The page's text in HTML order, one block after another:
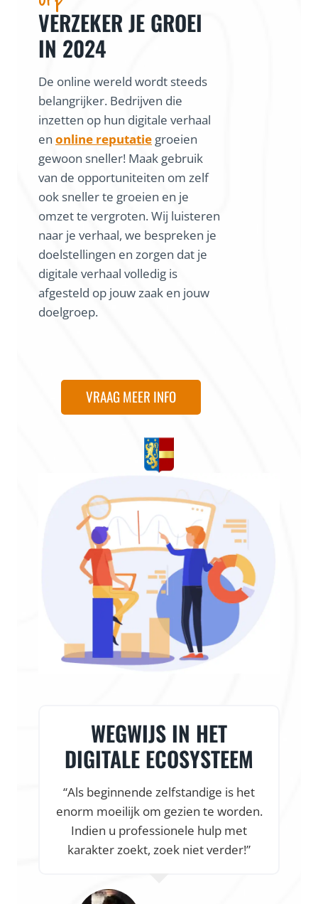
VERZEKER JE GROEI
IN 2024
De online wereld wordt steeds
belangrijker. Bedrijven die
inzetten op hun digitale verhaal
en online reputatie groeien
gewoon sneller! Maak gebruik
van de opportuniteiten om zelf
ook sneller te groeien en je
omzet te vergroten. Wij luisteren
naar je verhaal, we bespreken je
doelstellingen en zorgen dat je
digitale verhaal volledig is
afgesteld op jouw zaak en jouw
doelgroep.
VRAAG MEER INFO
WEGWIJS IN HET
DIGITALE ECOSYSTEEM
“Als beginnende zelfstandige is het
enorm moeilijk om gezien te worden.
Indien u professionele hulp met
karakter zoekt, zoek niet verder!”